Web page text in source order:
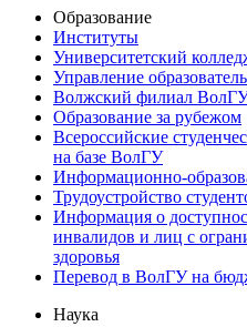
Образование
Институты
Университетский
Управление
Волжский филиал
Образование за рубежом
Всероссийские
на базе ВолГУ
Информационно-
Трудоустройство
Информация о
инвалидов и лиц с
здоровья
Перевод в ВолГУ на
Наука